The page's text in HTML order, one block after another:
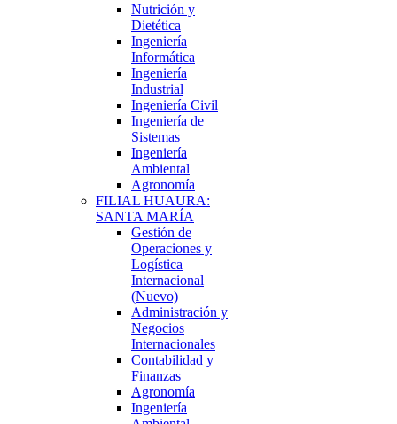
Nutrición y
Dietética
Ingeniería
Informática
Ingeniería
Industrial
Ingeniería Civil
Ingeniería de
Sistemas
Ingeniería
Ambiental
Agronomía
FILIAL HUAURA:
SANTA MARÍA
Gestión de
Operaciones y
Logística
Internacional
(Nuevo)
Administración y
Negocios
Internacionales
Contabilidad y
Finanzas
Agronomía
Ingeniería